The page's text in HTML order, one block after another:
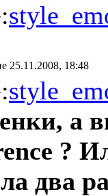
25.11.2008, 18:48
а
?
два